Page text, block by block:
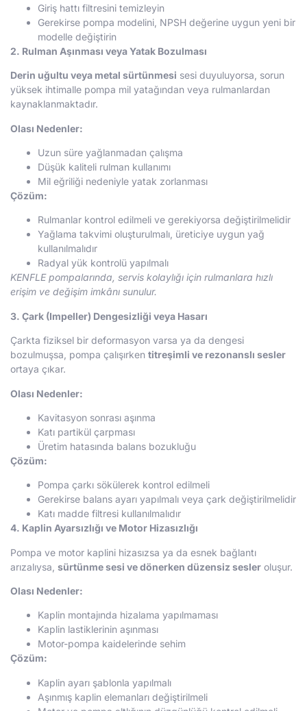
Giriş hattı filtresini temizleyin
Gerekirse pompa modelini, NPSH değerine uygun yeni bir
modelle değiştirin
2. Rulman Aşınması veya Yatak Bozulması
Derin uğultu veya metal sürtünmesi sesi duyuluyorsa, sorun
yüksek ihtimalle pompa mil yatağından veya rulmanlardan
kaynaklanmaktadır.
Olası Nedenler:
Uzun süre yağlanmadan çalışma
Düşük kaliteli rulman kullanımı
Mil eğriliği nedeniyle yatak zorlanması
Çözüm:
Rulmanlar kontrol edilmeli ve gerekiyorsa değiştirilmelidir
Yağlama takvimi oluşturulmalı, üreticiye uygun yağ
kullanılmalıdır
Radyal yük kontrolü yapılmalı
KENFLE pompalarında, servis kolaylığı için rulmanlara hızlı
erişim ve değişim imkânı sunulur.
3. Çark (Impeller) Dengesizliği veya Hasarı
Çarkta fiziksel bir deformasyon varsa ya da dengesi
bozulmuşsa, pompa çalışırken titreşimli ve rezonanslı sesler
ortaya çıkar.
Olası Nedenler:
Kavitasyon sonrası aşınma
Katı partikül çarpması
Üretim hatasında balans bozukluğu
Çözüm:
Pompa çarkı sökülerek kontrol edilmeli
Gerekirse balans ayarı yapılmalı veya çark değiştirilmelidir
Katı madde filtresi kullanılmalıdır
4. Kaplin Ayarsızlığı ve Motor Hizasızlığı
Pompa ve motor kaplini hizasızsa ya da esnek bağlantı
arızalıysa, sürtünme sesi ve dönerken düzensiz sesler oluşur.
Olası Nedenler:
Kaplin montajında hizalama yapılmaması
Kaplin lastiklerinin aşınması
Motor-pompa kaidelerinde sehim
Çözüm:
Kaplin ayarı şablonla yapılmalı
Aşınmış kaplin elemanları değiştirilmeli